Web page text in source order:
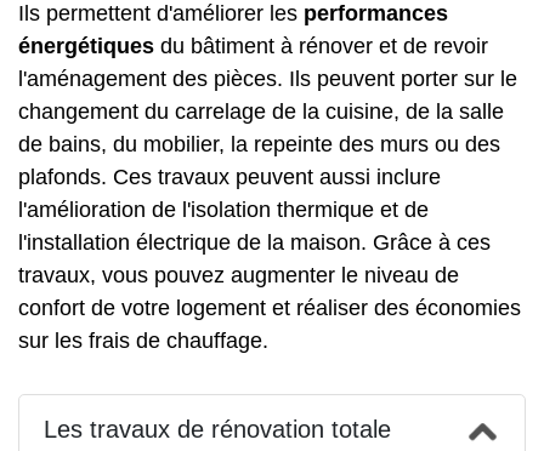
Ils permettent d'améliorer les performances
énergétiques du bâtiment à rénover et de revoir
l'aménagement des pièces. Ils peuvent porter sur le
changement du carrelage de la cuisine, de la salle
de bains, du mobilier, la repeinte des murs ou des
plafonds. Ces travaux peuvent aussi inclure
l'amélioration de l'isolation thermique et de
l'installation électrique de la maison. Grâce à ces
travaux, vous pouvez augmenter le niveau de
confort de votre logement et réaliser des économies
sur les frais de chauffage.
Les travaux de rénovation totale